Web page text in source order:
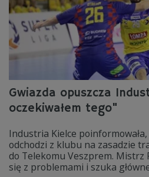
Gwiazda opuszcza
oczekiwałem tego"
Industria Kielce
odchodzi z klubu na zasadzie
do Telekomu Veszprem. Mistrz
się z problemami i szuka